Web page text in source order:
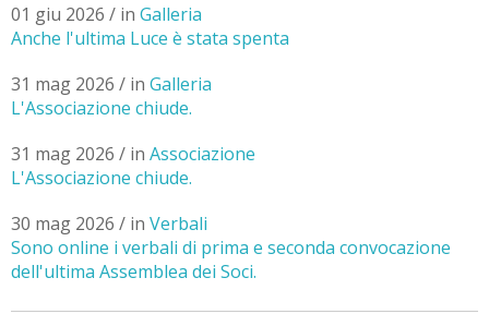
01 giu 2026 / in Galleria
Anche l'ultima Luce è stata spenta
31 mag 2026 / in Galleria
L'Associazione chiude.
31 mag 2026 / in Associazione
L'Associazione chiude.
30 mag 2026 / in Verbali
Sono online i verbali di prima e seconda convocazione
dell'ultima Assemblea dei Soci.